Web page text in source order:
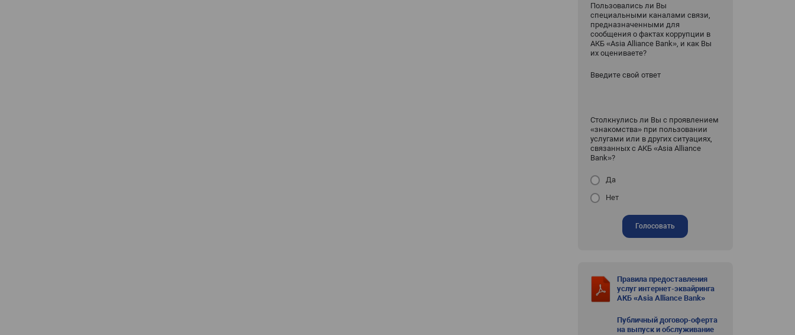
Пользовались ли Вы
специальными каналами связи,
предназначенными для
сообщения о фактах коррупции в
АКБ «Asia Alliance Bank», и как Вы
их оцениваете?
Введите свой ответ
Столкнулись ли Вы с проявлением
«знакомства» при пользовании
услугами или в других ситуациях,
связанных с АКБ «Asia Alliance
Bank»?
Да
Нет
Голосовать
Правила предоставления
услуг интернет-эквайринга
АКБ «Asia Alliance Bank»
Публичный договор-оферта
на выпуск и обслуживание